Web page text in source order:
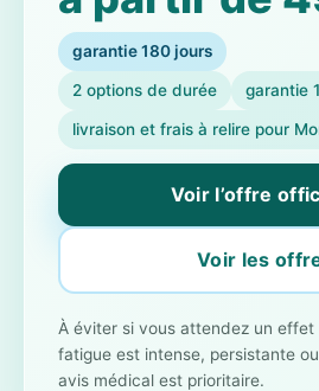
garantie 180 jours
2 options de durée garantie
livraison et frais à relire pour
Voir l’offre
Voir les
À éviter si vous attendez un effet
fatigue est intense, persistante
avis médical est prioritaire.